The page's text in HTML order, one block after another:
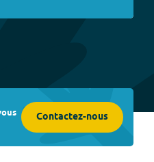
Contactez-nous